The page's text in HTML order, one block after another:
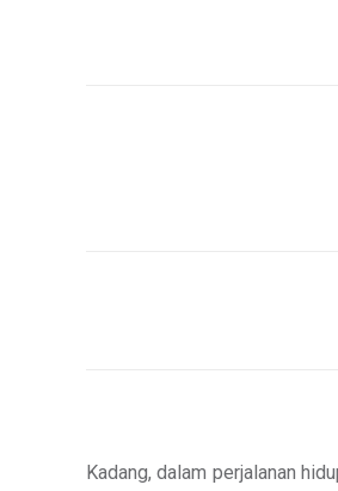
Kadang, dalam perjalanan